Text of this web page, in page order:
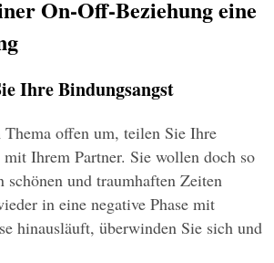
On-Off-Beziehung eine
Ihre Bindungsangst
offen um, teilen Sie Ihre
Ihrem Partner. Sie wollen doch so
schönen und traumhaften Zeiten
in eine negative Phase mit
hinausläuft, überwinden Sie sich und